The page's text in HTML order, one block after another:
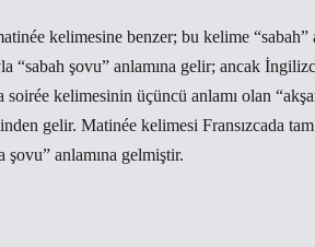
kelimesine benzer; bu kelime “sabah”
“sabah şovu” anlamına gelir; ancak
kelimesinin üçüncü anlamı olan
gelir. Matinée kelimesi Fransızcada tam
anlamına gelmiştir.